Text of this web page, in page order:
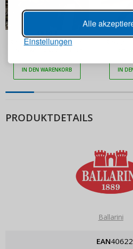
Alle
Einstellungen
18,90 €
Schaumlöffel aus Edelstahl
IN DEN WARENKORB IN
PRODUKTDETAILS
Ballarini
EAN